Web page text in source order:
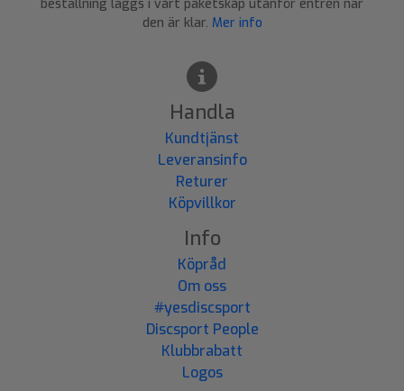
beställning läggs i vårt paketskåp utanför entrén när
den är klar. Mer info
Handla
Kundtjänst
Leveransinfo
Returer
Köpvillkor
Info
Köpråd
Om oss
#yesdiscsport
Discsport People
Klubbrabatt
Logos